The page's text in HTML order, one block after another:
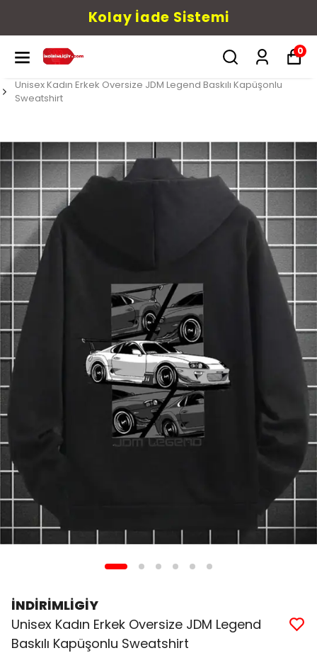
Kolay İade Sistemi
0
Unisex Kadın Erkek Oversize JDM Legend Baskılı Kapüşonlu
Sweatshirt
İNDİRİMLİGİY
Unisex Kadın Erkek Oversize JDM Legend
Baskılı Kapüşonlu Sweatshirt